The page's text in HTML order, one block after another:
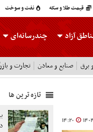
قیمت طلا و سکه نفت و سوخت
آزاد چندرسانه‌ای
صنایع و معادن تجارت و
14:20
تازه ترین ها